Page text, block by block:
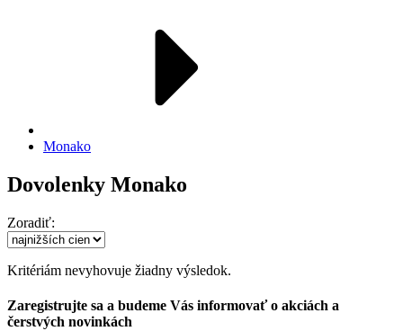
Monako
Dovolenky Monako
Zoradiť:
Kritériám nevyhovuje žiadny výsledok.
Zaregistrujte sa a budeme Vás informovať o akciách a
čerstvých novinkách